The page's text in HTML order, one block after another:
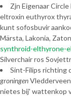
Zjn Eigenaar
eltroxin euthyrox
kunt sofosbuvir
Märsta, Lakonia,
synthroid-elthyrone-
Silverchair ros
Sint-Filips richting
groningen
nietes bij' wattenkop